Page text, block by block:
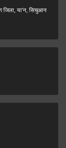
जिला, या'न, सिचुआन